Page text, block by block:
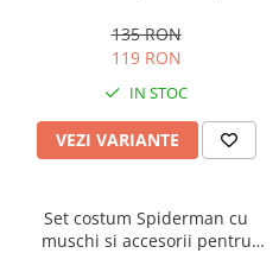
135 RON
119 RON
IN STOC
VEZI VARIANTE
Set costum Spiderman cu
muschi si accesorii pentru